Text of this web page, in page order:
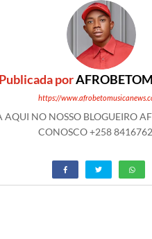
Publicada por
https://
AQUI NO NOSSO BLOGUEIRO
CONOSCO +258